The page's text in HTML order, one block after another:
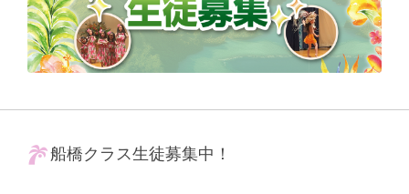
船橋クラス生徒募集中！